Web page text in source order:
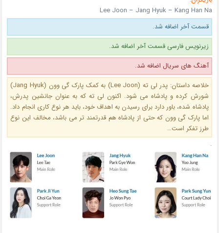
Lee Joon – Jang Hyuk – Kang Han Na
قسمت آخر اضافه شد.
زیرنویس فارسی قسمت آخر اضافه شد.
آهنگ های سریال اضافه شد.
خلاصه داستان: پدر لی ته (Lee Joon) به کمک پارک گی وون (Jang Hyuk
)
شورش کرده و پادشاه می شود. اکنون لی ته که به عنوان جانشین پدرش،
پادشاه شده، باور دارد برای رسیدن به اهداف خود، باید هر نوع کاری انجام داد.
اما پارک گی وون که حتی از پادشاه هم قدرتمند تر می باشد، مخالف این نوع
طرز تفکر است…
.